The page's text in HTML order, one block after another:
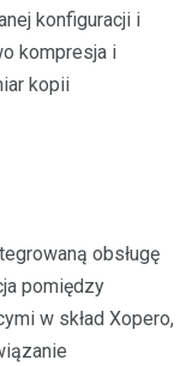
konfiguracji i
kompresja i
kopii
obsługę
pomiędzy
w skład Xopero,